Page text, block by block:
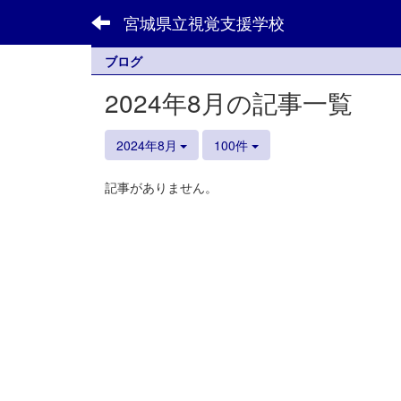
宮城県立視覚支援学校
ブログ
2024年8月の記事一覧
2024年8月 100件
記事がありません。